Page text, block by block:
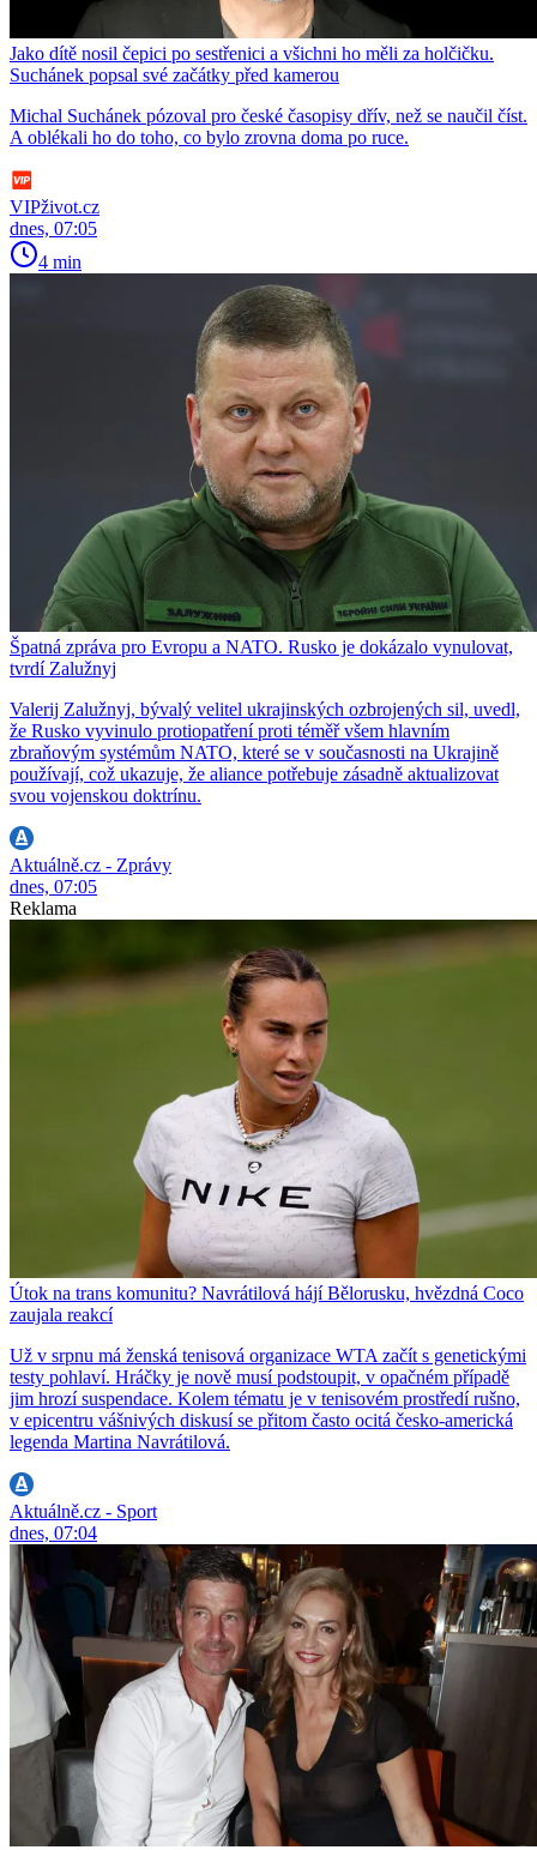
Jako dítě nosil čepici po sestřenici a všichni ho měli za holčičku.
Suchánek popsal své začátky před kamerou
Michal Suchánek pózoval pro české časopisy dřív, než se naučil číst.
A oblékali ho do toho, co bylo zrovna doma po ruce.
VIPživot.cz
dnes, 07:05
4 min
Špatná zpráva pro Evropu a NATO. Rusko je dokázalo vynulovat,
tvrdí Zalužnyj
Valerij Zalužnyj, bývalý velitel ukrajinských ozbrojených sil, uvedl,
že Rusko vyvinulo protiopatření proti téměř všem hlavním
zbraňovým systémům NATO, které se v současnosti na Ukrajině
používají, což ukazuje, že aliance potřebuje zásadně aktualizovat
svou vojenskou doktrínu.
Aktuálně.cz - Zprávy
dnes, 07:05
Reklama
Útok na trans komunitu? Navrátilová hájí Bělorusku, hvězdná Coco
zaujala reakcí
Už v srpnu má ženská tenisová organizace WTA začít s genetickými
testy pohlaví. Hráčky je nově musí podstoupit, v opačném případě
jim hrozí suspendace. Kolem tématu je v tenisovém prostředí rušno,
v epicentru vášnivých diskusí se přitom často ocitá česko-americká
legenda Martina Navrátilová.
Aktuálně.cz - Sport
dnes, 07:04